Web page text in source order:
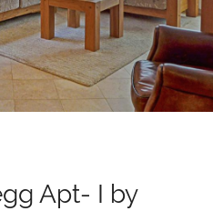
Apt- I by